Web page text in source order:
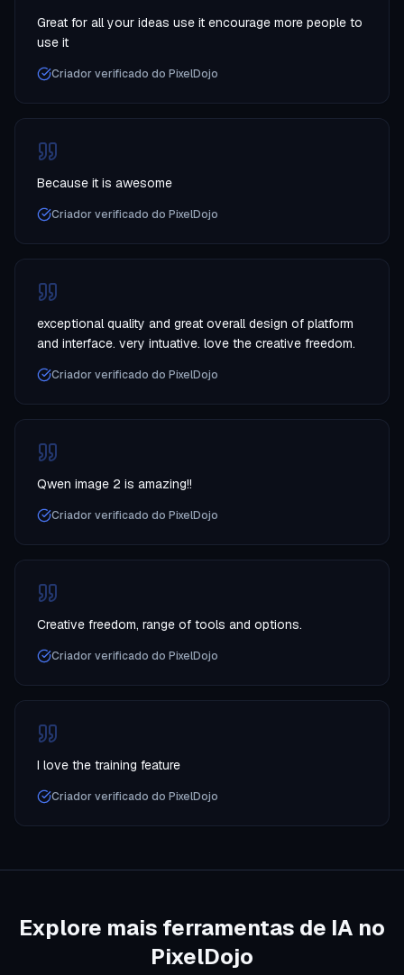
Great for all your ideas use it encourage more people to
use it
Criador verificado do PixelDojo
Because it is awesome
Criador verificado do PixelDojo
exceptional quality and great overall design of platform
and interface. very intuative. love the creative freedom.
Criador verificado do PixelDojo
Qwen image 2 is amazing!!
Criador verificado do PixelDojo
Creative freedom, range of tools and options.
Criador verificado do PixelDojo
I love the training feature
Criador verificado do PixelDojo
Explore mais ferramentas de IA no
PixelDojo